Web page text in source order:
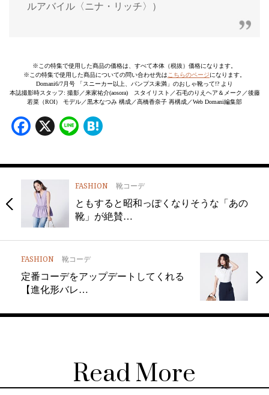
ルアバイル〈ニナ・リッチ〉）
※この特集で使用した商品の価格は、すべて本体（税抜）価格になります。
※この特集で使用した商品についての問い合わせ先は こちらのページになります。
Domani6/7月号 「スニーカー以上、パンプス未満」のおしゃ靴って!? より
本誌撮影時スタッフ: 撮影／来家祐介(aosora) スタイリスト／石毛のりえヘア＆メーク／後藤
若菜（ROI） モデル／黒木なつみ 構成／高橋香奈子 再構成／Web Domani編集部
Facebook
X Line
FASHION 靴コーデ
ともすると昭和っぽくなりそうな「あの
靴」が絶賛…
FASHION 靴コーデ
定番コーデをアップデートしてくれる
【進化形バレ…
Read More